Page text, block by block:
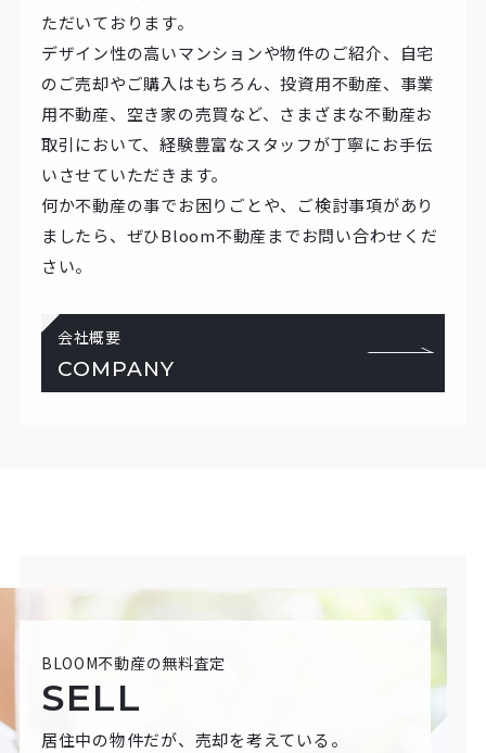
ただいております。
デザイン性の高いマンションや物件のご紹介、自宅
のご売却やご購入はもちろん、投資用不動産、事業
用不動産、空き家の売買など、さまざまな不動産お
取引において、経験豊富なスタッフが丁寧にお手伝
いさせていただきます。
何か不動産の事でお困りごとや、ご検討事項があり
ましたら、ぜひBloom不動産までお問い合わせくだ
さい。
会社概要
COMPANY
BLOOM不動産の無料査定
SELL
居住中の物件だが、売却を考えている。